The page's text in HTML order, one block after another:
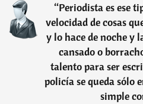
“Periodista es ese
velocidad de cosas
y lo hace de noche y
cansado o
talento para ser
policía se queda sólo
simple